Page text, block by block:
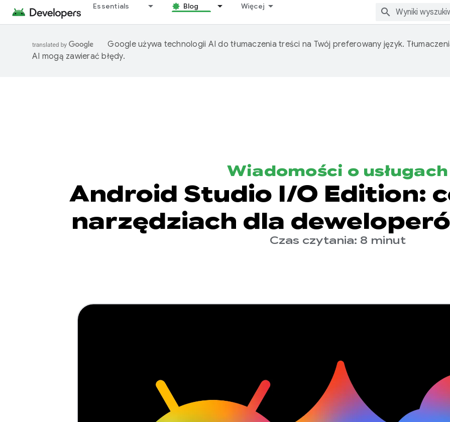
Essentials Blog Więcej
Google używa technologii AI do tłumaczenia treści na Twój preferowany język.
AI mogą zawierać błędy.
Wiadomości o usługach
Android Studio I/O Edition:
narzędziach dla
Czas czytania: 8 minut